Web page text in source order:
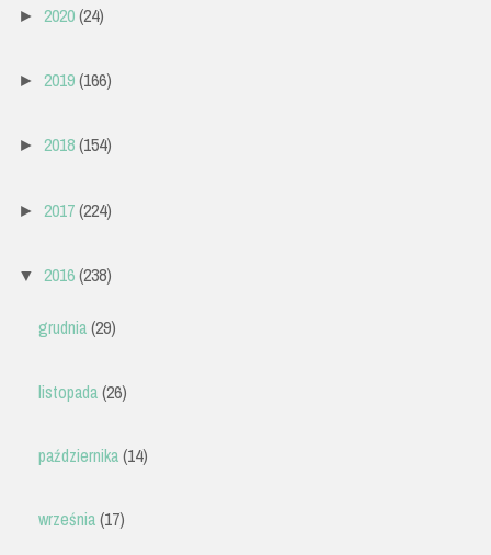
► 2020(24)
► 2019(166)
► 2018(154)
► 2017(224)
▼ 2016(238)
grudnia(29)
listopada(26)
października(14)
września(17)